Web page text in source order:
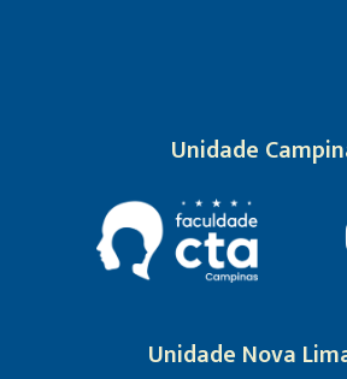
Unidade
Unidade Nova